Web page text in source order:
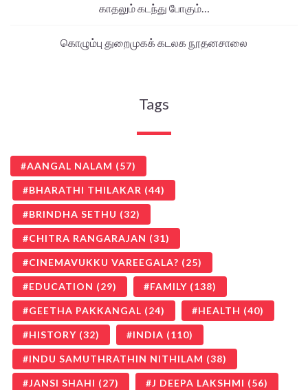
காதலும் கடந்து போகும்…
கொழும்பு துறைமுகக் கடலக நூதனசாலை
Tags
AANGAL NALAM (57)
BHARATHI THILAKAR (44)
BRINDHA SETHU (32)
CHITRA RANGARAJAN (31)
CINEMAVUKKU VAREEGALA? (25)
EDUCATION (29) FAMILY (138)
GEETHA PAKKANGAL (24) HEALTH (40)
HISTORY (32) INDIA (110)
INDU SAMUTHRATHIN NITHILAM (38)
JANSI SHAHI (27) J DEEPA LAKSHMI (56)